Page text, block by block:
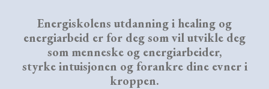
Energiskolens utdanning i healing og
energiarbeid er for deg som vil utvikle deg
som menneske og energiarbeider,
styrke intuisjonen og forankre dine evner i
kroppen.